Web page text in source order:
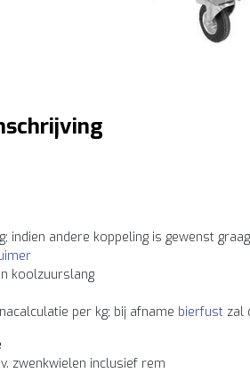
indien andere koppeling is gewenst
koolzuurslang
per kg; bij afname bierfust zal
zwenkwielen inclusief rem